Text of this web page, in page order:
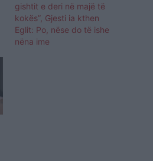
gishtit e deri në majë të
kokës”, Gjesti ia kthen
Eglit: Po, nëse do të ishe
nëna ime